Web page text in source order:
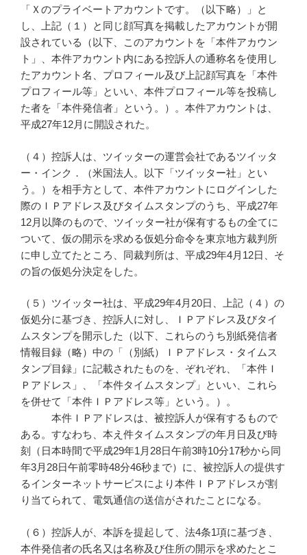
「Ｘのプライベートアカウントです。（以下略）」と
し、上記（１）と同じ顔写真を掲載したアカウントが開
設されている（以下、このアカウントを「本件アカウン
ト」、本件アカウント内にある控訴人の通称名を使用し
たアカウント名、プロフィール及び上記顔写真を「本件
プロフィール等」といい、本件プロフィール等を投稿し
た者を「本件発信者」という。）。本件アカウントは、
平成27年12月に開設された。
（４）控訴人は、ツイッターの運営会社であるツイッタ
ー・インク．（米国法人。以下「ツイッター社」とい
う。）を相手方として、本件アカウントにログインした
際のＩＰアドレス及びタイムスタンプのうち、平成27年
12月以降のもので、ツイッター社が保有するもの全てに
ついて、仮の開示を求める仮処分命令を東京地方裁判所
に申し立てたところ、同裁判所は、平成29年4月12日、そ
の旨の仮処分決定をした。
（５）ツイッター社は、平成29年4月20日、上記（４）の
仮処分に基づき、控訴人に対し、ＩＰアドレス及びタイ
ムスタンプを開示した（以下、これらのうち別紙発信者
情報目録（略）中の「（別紙）ＩＰアドレス・タイムス
タンプ目録」に記載されたものを、ぞれぞれ、「本件Ｉ
Ｐアドレス」、「本件タイムスタンプ」といい、これら
を併せて「本件ＩＰアドレス等」という。）。
本件ＩＰアドレスは、被控訴人が保有するもので
ある。すなわち、本え件タイムスタンプの年月日及び時
刻（日本時間で平成29年1月28日午前3時10分17秒から同
年3月28日午前零時48分46秒まで）に、被控訴人の提供す
るインターネットサービスにより本件ＩＰアドレスが割
り当てられて、電気通信の送信がされたことになる。
（６）控訴人が、本訴を提起して、法4条1項に基づき、
本件発信者の氏名又は名称及び住所の開示を求めたとこ